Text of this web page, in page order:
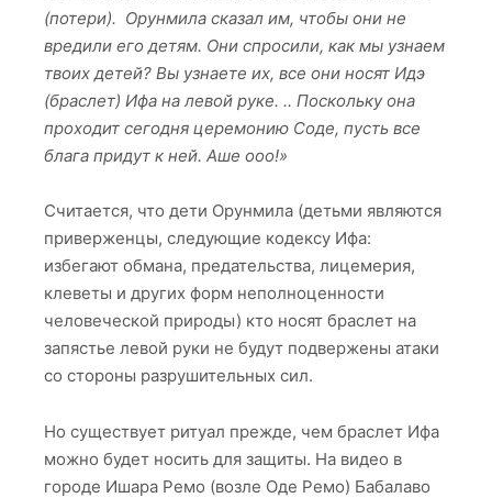
(потери). Орунмила сказал им, чтобы они не
вредили его детям. Они спросили, как мы узнаем
твоих детей? Вы узнаете их, все они носят Идэ
(браслет) Ифа на левой руке. .. Поскольку она
проходит сегодня церемонию Соде, пусть все
блага придут к ней. Аше ооо!»
Считается, что дети Орунмила (детьми являются
приверженцы, следующие кодексу Ифа:
избегают обмана, предательства, лицемерия,
клеветы и других форм неполноценности
человеческой природы) кто носят браслет на
запястье левой руки не будут подвержены атаки
со стороны разрушительных сил.
Но существует ритуал прежде, чем браслет Ифа
можно будет носить для защиты. На видео в
городе Ишара Ремо (возле Оде Ремо) Бабалаво